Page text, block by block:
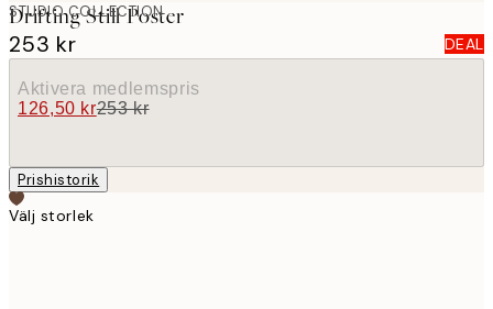
STUDIO COLLECTION
Drifting Still Poster
253 kr DEAL
Aktivera medlemspris
126,50 kr253 kr
Prishistorik
Välj storlek